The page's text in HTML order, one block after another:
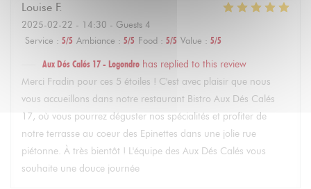
Louise F
2025-02-22 - 14:30 - Guests 4
Service : 5/5 Ambiance : 5/5 Food : 5/5 Value : 5/5
Aux Dés Calés 17 - Legendre has replied to this review
Merci Fradin pour ces 5 étoiles ! C'est avec plaisir que nous
vous accueillons dans notre restaurant Bistro Aux Dés Calés
17, où vous pourrez déguster nos spécialités et profiter de
notre terrasse au coeur des Epinettes dans une jolie rue
piétonne. À très bientôt ! L'équipe des Aux Dés Calés vous
souhaite une douce journée